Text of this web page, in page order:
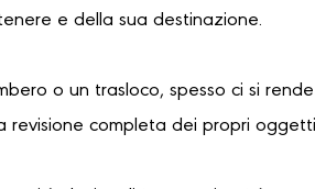
e della sua destinazione.
o un trasloco, spesso ci si
completa dei propri